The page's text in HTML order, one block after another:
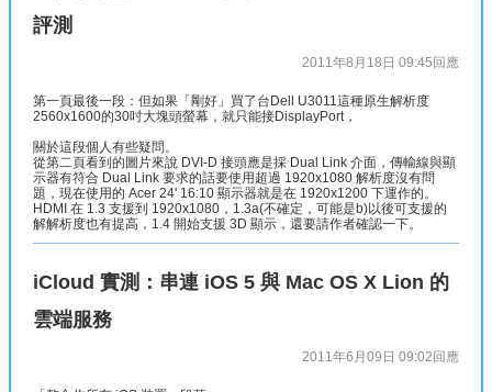
評測
2011年8月18日 09:45 回應
第一頁最後一段：但如果「剛好」買了台Dell U3011這種原生解析度
2560x1600的30吋大塊頭螢幕，就只能接DisplayPort，
關於這段個人有些疑問。
從第二頁看到的圖片來說 DVI-D 接頭應是採 Dual Link 介面，傳輸線與顯
示器有符合 Dual Link 要求的話要使用超過 1920x1080 解析度沒有問
題，現在使用的 Acer 24' 16:10 顯示器就是在 1920x1200 下運作的。
HDMI 在 1.3 支援到 1920x1080，1.3a(不確定，可能是b)以後可支援的
解解析度也有提高，1.4 開始支援 3D 顯示，還要請作者確認一下。
iCloud 實測：串連 iOS 5 與 Mac OS X Lion 的
雲端服務
2011年6月09日 09:02 回應